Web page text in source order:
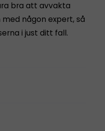
bra att avvakta
någon expert, så
i just ditt fall.